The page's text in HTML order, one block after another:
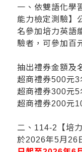
一、依雙語化學
能力檢定測驗】
名參加培力英語
驗者，可參加百
抽出禮券金額及
超商禮券500元3
超商禮券300元5
超商禮券200元
二、114-2 【培
於2026年5月26